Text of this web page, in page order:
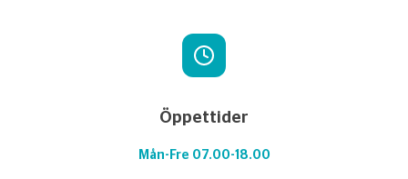
Öppettider
Mån-Fre 07.00-18.00